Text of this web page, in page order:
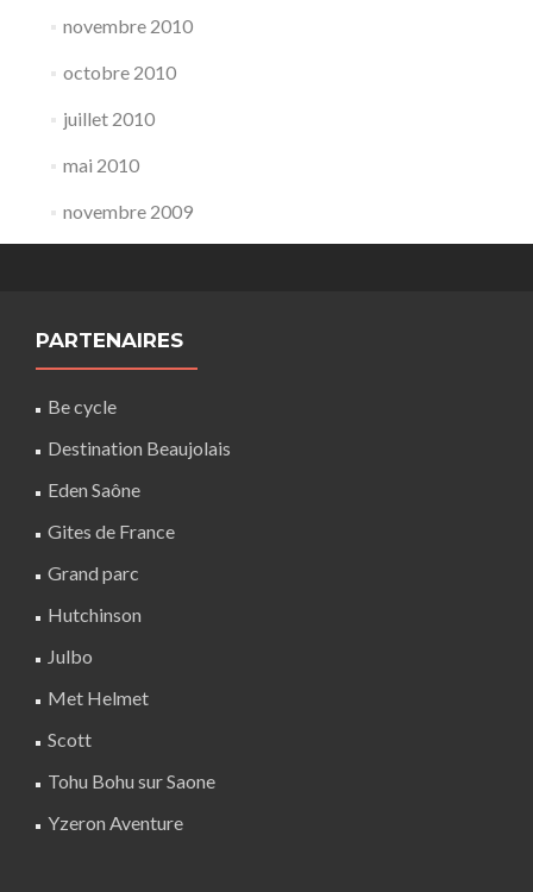
novembre 2010
octobre 2010
juillet 2010
mai 2010
novembre 2009
PARTENAIRES
Be cycle
Destination Beaujolais
Eden Saône
Gites de France
Grand parc
Hutchinson
Julbo
Met Helmet
Scott
Tohu Bohu sur Saone
Yzeron Aventure